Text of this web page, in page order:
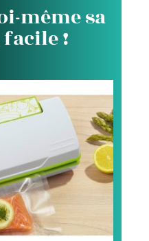
même sa
facile !